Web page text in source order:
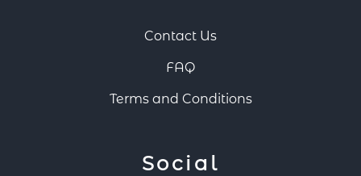
Contact Us
FAQ
Terms and Conditions
Social